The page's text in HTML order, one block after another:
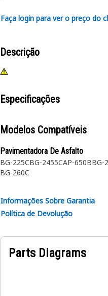
Faça login para ver o preço do
Descrição
Especificações
Modelos Compatíveis
Pavimentadora De Asfalto
BG-225CBG-2455CAP-650BBG-
BG-260C
Informações Sobre Garantia
Política de Devolução
Parts Diagrams